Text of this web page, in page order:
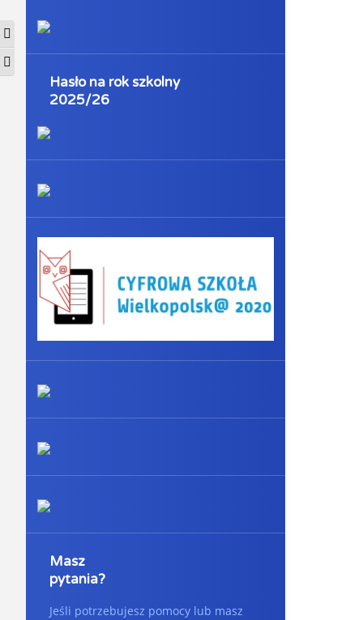
Przełącz wysoki kontrast
Zmień rozmiar czcionek
Hasło na rok szkolny
2025/26
Masz
pytania?
Jeśli potrzebujesz pomocy lub masz